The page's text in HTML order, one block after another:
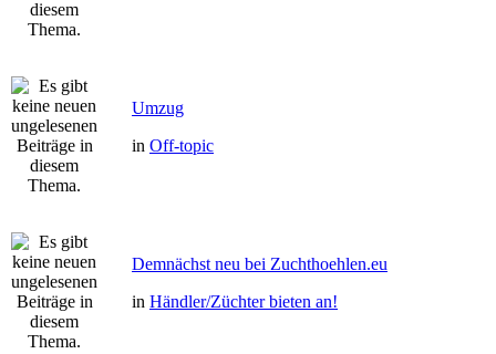
Umzug
in Off-topic
Demnächst neu bei Zuchthoehlen.eu
in Händler/Züchter bieten an!